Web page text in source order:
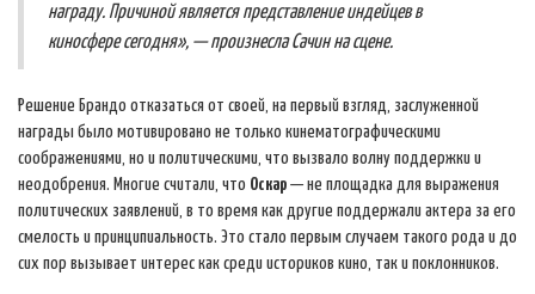
награду. Причиной является представление индейцев в
киносфере сегодня», — произнесла Сачин на сцене.
Решение Брандо отказаться от своей, на первый взгляд, заслуженной
награды было мотивировано не только кинематографическими
соображениями, но и политическими, что вызвало волну поддержки и
неодобрения. Многие считали, что Оскар — не площадка для выражения
политических заявлений, в то время как другие поддержали актера за его
смелость и принципиальность. Это стало первым случаем такого рода и до
сих пор вызывает интерес как среди историков кино, так и поклонников.